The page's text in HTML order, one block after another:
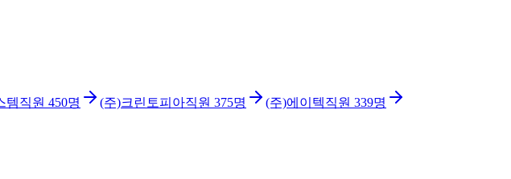
템직원 450명 (주)크린토피아직원 375명 (주)에이텍직원 339명